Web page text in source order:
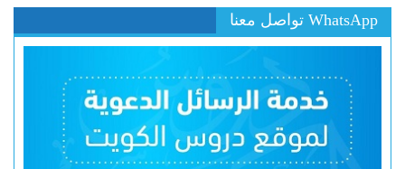
WhatsApp تواصل معنا